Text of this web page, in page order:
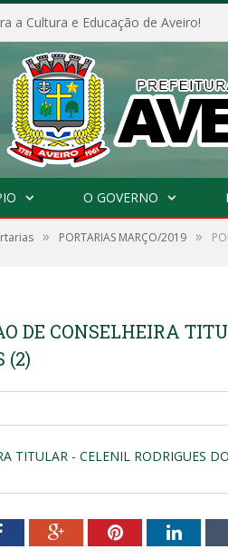
a Cultura e Educação de Aveiro!
O GOVERNO
» PORTARIAS MARÇO/2019 »
DE CONSELHEIRA
(2)
TITULAR - CELENIL RODRIGUES
FacebookGoogle+Pinterest